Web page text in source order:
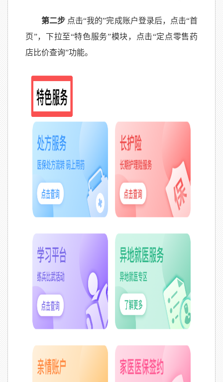
第二步 点击“我的”完成账户登录后，点击“首
页”，下拉至“特色服务”模块，点击“定点零售药
店比价查询”功能。